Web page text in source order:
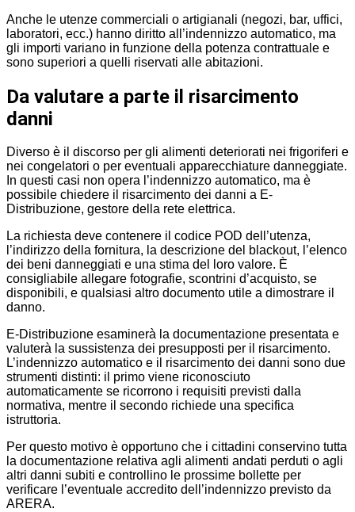
Anche le utenze commerciali o artigianali (negozi, bar, uffici,
laboratori, ecc.) hanno diritto all’indennizzo automatico, ma
gli importi variano in funzione della potenza contrattuale e
sono superiori a quelli riservati alle abitazioni.
Da valutare a parte il risarcimento
danni
Diverso è il discorso per gli alimenti deteriorati nei frigoriferi e
nei congelatori o per eventuali apparecchiature danneggiate.
In questi casi non opera l’indennizzo automatico, ma è
possibile chiedere il risarcimento dei danni a E-
Distribuzione, gestore della rete elettrica.
La richiesta deve contenere il codice POD dell’utenza,
l’indirizzo della fornitura, la descrizione del blackout, l’elenco
dei beni danneggiati e una stima del loro valore. È
consigliabile allegare fotografie, scontrini d’acquisto, se
disponibili, e qualsiasi altro documento utile a dimostrare il
danno.
E-Distribuzione esaminerà la documentazione presentata e
valuterà la sussistenza dei presupposti per il risarcimento.
L’indennizzo automatico e il risarcimento dei danni sono due
strumenti distinti: il primo viene riconosciuto
automaticamente se ricorrono i requisiti previsti dalla
normativa, mentre il secondo richiede una specifica
istruttoria.
Per questo motivo è opportuno che i cittadini conservino tutta
la documentazione relativa agli alimenti andati perduti o agli
altri danni subiti e controllino le prossime bollette per
verificare l’eventuale accredito dell’indennizzo previsto da
ARERA.